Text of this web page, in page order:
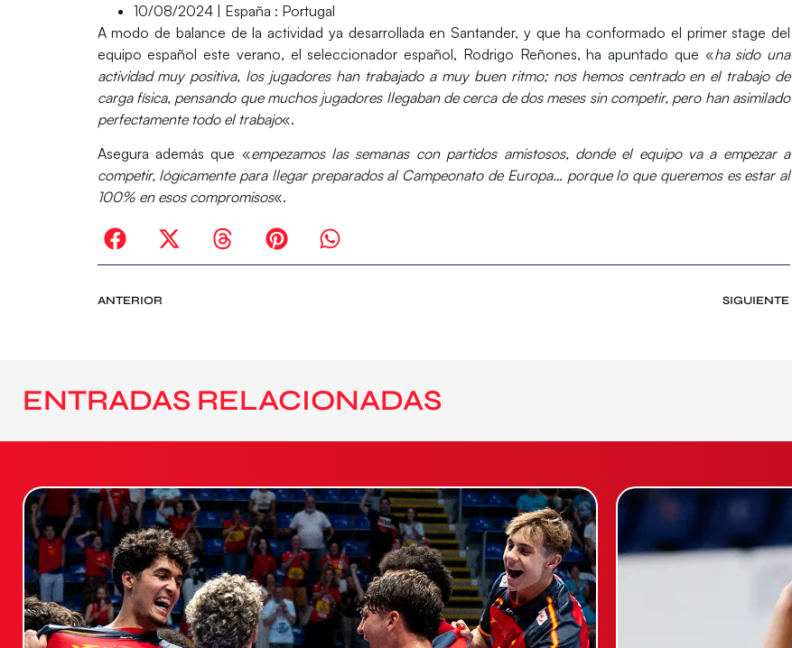
10/08/2024 | España : Portugal
A modo de balance de la actividad ya desarrollada en Santander, y que ha conformado el primer stage del
equipo español este verano, el seleccionador español, Rodrigo Reñones, ha apuntado que «ha sido una
actividad muy positiva, los jugadores han trabajado a muy buen ritmo; nos hemos centrado en el trabajo de
carga física, pensando que muchos jugadores llegaban de cerca de dos meses sin competir, pero han asimilado
perfectamente todo el trabajo«.
Asegura además que «empezamos las semanas con partidos amistosos, donde el equipo va a empezar a
competir, lógicamente para llegar preparados al Campeonato de Europa… porque lo que queremos es estar al
100% en esos compromisos«.
ANTERIOR SIGUIENTE
ENTRADAS RELACIONADAS